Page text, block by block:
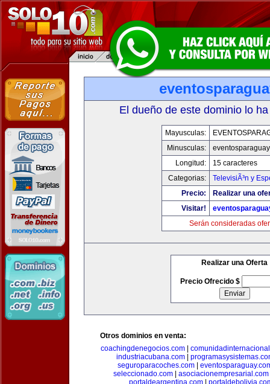
El dueño de este dominio lo
Mayusculas:
Minusculas:
Longitud:
15 caracteres
Categorias:
TelevisiÃ³n y
Precio:
Realizar una
Visitar!
Serán consideradas
Realizar una Oferta
Precio Ofrecido $
Otros dominios en venta:
coachingdenegocios.com
industriacubana.com
seguroparacoches.com|
seleccionado.com| asociacionempresarial.com
portaldeargentina.com|